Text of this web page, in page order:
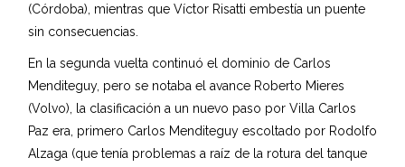
(Córdoba), mientras que Víctor Risatti embestía un puente
sin consecuencias.
En la segunda vuelta continuó el dominio de Carlos
Menditeguy, pero se notaba el avance Roberto Mieres
(Volvo), la clasificación a un nuevo paso por Villa Carlos
Paz era, primero Carlos Menditeguy escoltado por Rodolfo
Alzaga (que tenía problemas a raíz de la rotura del tanque